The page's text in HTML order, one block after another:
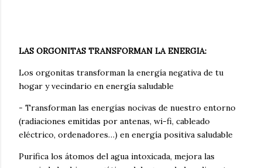
LAS ORGONITAS TRANSFORMAN LA ENERGIA:
Los orgonitas transforman la energía negativa de tu
hogar y vecindario en energía saludable
- Transforman las energías nocivas de nuestro entorno
(radiaciones emitidas por antenas, wi-fi, cableado
eléctrico, ordenadores…) en energía positiva saludable
Purifica los átomos del agua intoxicada, mejora las